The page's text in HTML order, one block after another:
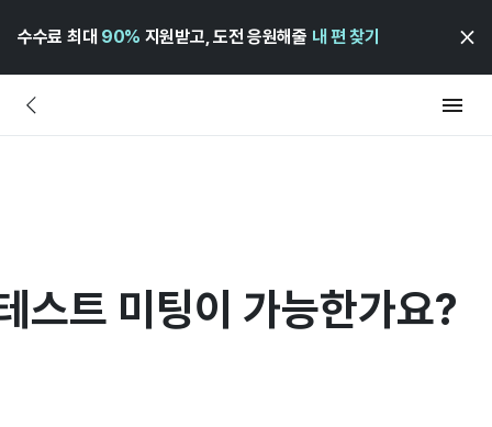
수수료 최대 90% 지원받고, 도전 응원해줄 내 편 찾기
스트 미팅이 가능한가요?